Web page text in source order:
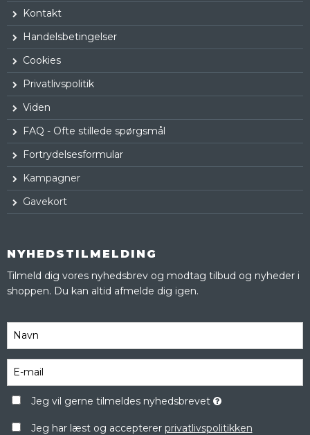
Kontakt
Handelsbetingelser
Cookies
Privatlivspolitik
Viden
FAQ - Ofte stillede spørgsmål
Fortrydelsesformular
Kampagner
Gavekort
NYHEDSTILMELDING
Tilmeld dig vores nyhedsbrev og modtag tilbud og nyheder i
shoppen. Du kan altid afmelde dig igen.
Jeg vil gerne tilmeldes nyhedsbrevet
Jeg har læst og accepterer privatlivspolitikken